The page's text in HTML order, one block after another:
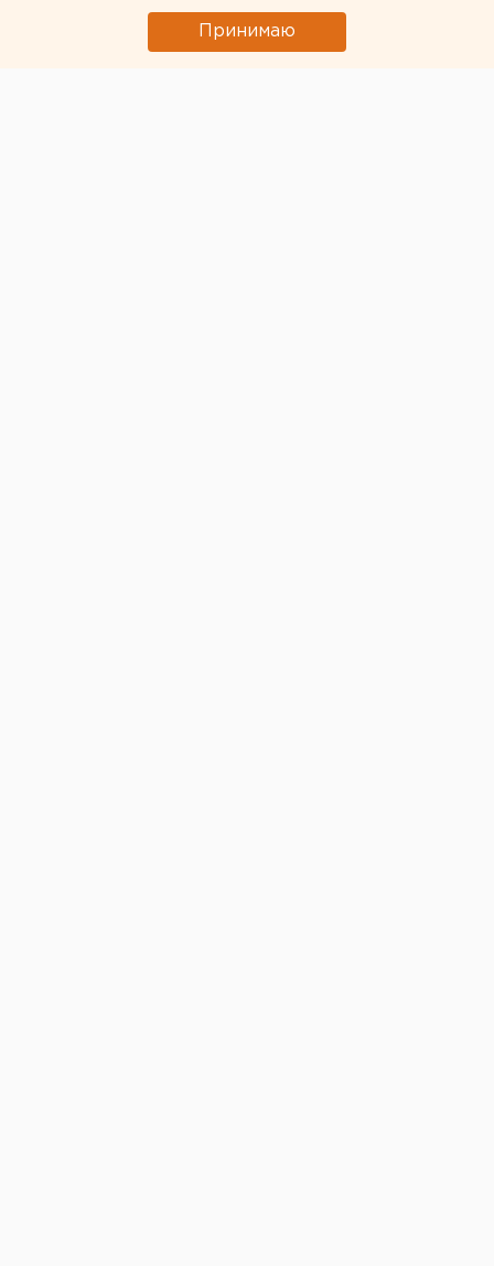
себя хорошо и уже выходят из своих норок,
сообщили агентству ЕАН в пресс-службе зверинца.
Принимаю